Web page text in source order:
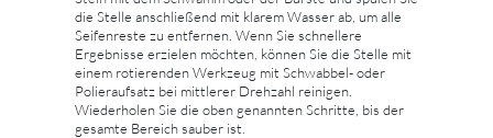
die Stelle anschließend mit klarem Wasser ab, um alle
Seifenreste zu entfernen. Wenn Sie schnellere
Ergebnisse erzielen möchten, können Sie die Stelle mit
einem rotierenden Werkzeug mit Schwabbel- oder
Polieraufsatz bei mittlerer Drehzahl reinigen.
Wiederholen Sie die oben genannten Schritte, bis der
gesamte Bereich sauber ist.